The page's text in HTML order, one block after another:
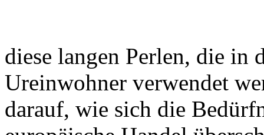
diese langen Perlen, die in
Ureinwohner verwendet
darauf, wie sich die